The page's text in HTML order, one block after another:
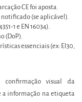
CE foi aposta.
(se aplicável).
1 e EN 16034).
(DoP).
essenciais (ex: EI30,
visual da
a informação na etiqueta